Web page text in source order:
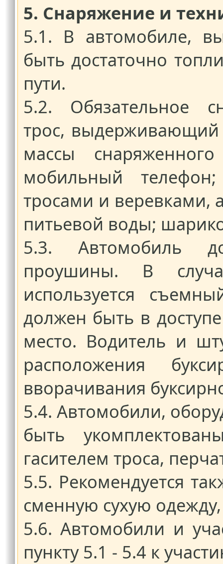
5. Снаряжение и
5.1. В автомобиле,
быть достаточно
пути.
5.2. Обязательное
трос, выдерживающий
массы
мобильный
тросами и веревками,
питьевой воды;
5.3. Автомобиль
проушины. В
используется
должен быть в
место. Водитель и
расположения
вворачивания
5.4. Автомобили,
быть
гасителем троса,
5.5. Рекомендуется
сменную сухую
5.6. Автомобили и
пункту 5.1 - 5.4 к